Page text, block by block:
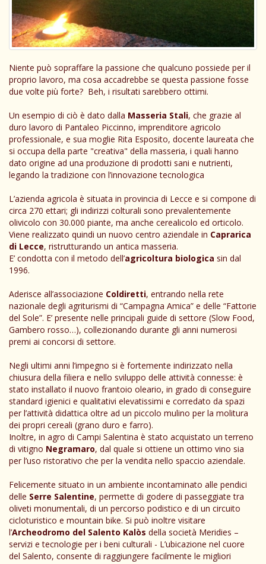
Niente può sopraffare la passione che qualcuno possiede per il
proprio lavoro, ma cosa accadrebbe se questa passione fosse
due volte più forte? Beh, i risultati sarebbero ottimi.
Un esempio di ciò è dato dalla Masseria Stali, che grazie al
duro lavoro di Pantaleo Piccinno, imprenditore agricolo
professionale, e sua moglie Rita Esposito, docente laureata che
si occupa della parte "creativa" della masseria, i quali hanno
dato origine ad una produzione di prodotti sani e nutrienti,
legando la tradizione con l’innovazione tecnologica
L’azienda agricola è situata in provincia di Lecce e si compone di
circa 270 ettari; gli indirizzi colturali sono prevalentemente
olivicolo con 30.000 piante, ma anche cerealicolo ed orticolo.
Viene realizzato quindi un nuovo centro aziendale in Caprarica
di Lecce, ristrutturando un antica masseria.
E’ condotta con il metodo dell’agricoltura biologica sin dal
1996.
Aderisce all’associazione Coldiretti, entrando nella rete
nazionale degli agriturismi di “Campagna Amica” e delle “Fattorie
del Sole”. E’ presente nelle principali guide di settore (Slow Food,
Gambero rosso…), collezionando durante gli anni numerosi
premi ai concorsi di settore.
Negli ultimi anni l’impegno si è fortemente indirizzato nella
chiusura della filiera e nello sviluppo delle attività connesse: è
stato installato il nuovo frantoio oleario, in grado di conseguire
standard igienici e qualitativi elevatissimi e corredato da spazi
per l’attività didattica oltre ad un piccolo mulino per la molitura
dei propri cereali (grano duro e farro).
Inoltre, in agro di Campi Salentina è stato acquistato un terreno
di vitigno Negramaro, dal quale si ottiene un ottimo vino sia
per l’uso ristorativo che per la vendita nello spaccio aziendale.
Felicemente situato in un ambiente incontaminato alle pendici
delle Serre Salentine, permette di godere di passeggiate tra
oliveti monumentali, di un percorso podistico e di un circuito
cicloturistico e mountain bike. Si può inoltre visitare
l’Archeodromo del Salento Kalòs della società Meridies –
servizi e tecnologie per i beni culturali - L’ubicazione nel cuore
del Salento, consente di raggiungere facilmente le migliori